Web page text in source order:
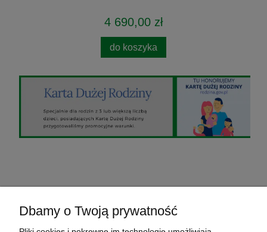
4 690,00 zł
do koszyka
Dbamy o Twoją prywatność